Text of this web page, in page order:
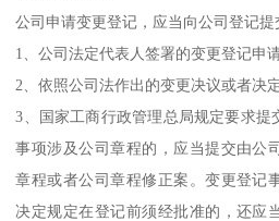
公司申请变更登记，应当向公司登记提
1、公司法定代表人签署的变更登记申
2、依照公司法作出的变更决议或者决定
3、国家工商行政管理总局规定要求
事项涉及公司章程的，应当提交由公
章程或者公司章程修正案。变更登记
决定规定在登记前须经批准的，还应